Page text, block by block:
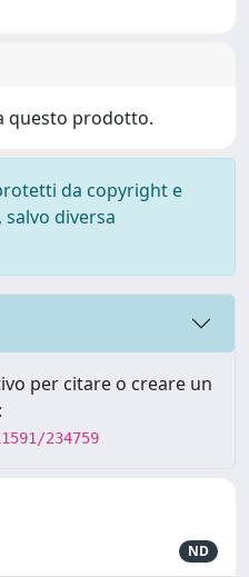
questo prodotto.
da copyright e
diversa
per citare o creare un
234759
ND